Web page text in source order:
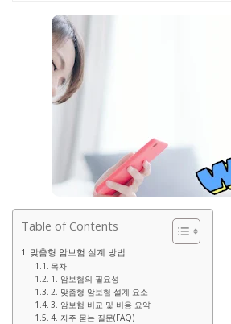
Table of Contents
맞춤형 암보험 설계 방법
목차
1. 암보험의 필요성
2. 맞춤형 암보험 설계 요소
3. 암보험 비교 및 비용 요약
4. 자주 묻는 질문(FAQ)